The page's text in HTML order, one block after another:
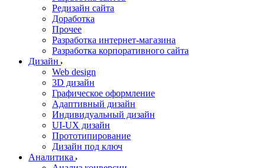
Редизайн сайта
Доработка
Прочее
Разработка интернет-магазина
Разработка корпоративного сайта
Дизайн
Web design
3D дизайн
Графическое оформление
Адаптивный дизайн
Индивидуальный дизайн
UI‑UX дизайн
Прототипирование
Дизайн под ключ
Аналитика